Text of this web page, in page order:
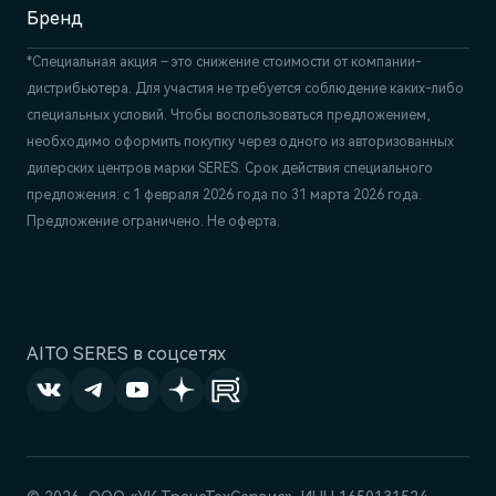
AITO SERES в соцсетях
Бренд
*Специальная акция – это снижение стоимости от компании-
дистрибьютера. Для участия не требуется соблюдение каких-либо
специальных условий. Чтобы воспользоваться предложением,
необходимо оформить покупку через одного из авторизованных
дилерских центров марки SERES. Срок действия специального
предложения: с 1 февраля 2026 года по 31 марта 2026 года.
Предложение ограничено. Не оферта.